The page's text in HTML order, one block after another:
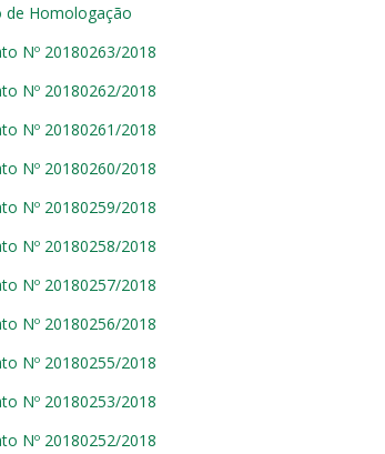
de Homologação
Nº 20180263/2018
Nº 20180262/2018
Nº 20180261/2018
Nº 20180260/2018
Nº 20180259/2018
Nº 20180258/2018
Nº 20180257/2018
Nº 20180256/2018
Nº 20180255/2018
Nº 20180253/2018
Nº 20180252/2018